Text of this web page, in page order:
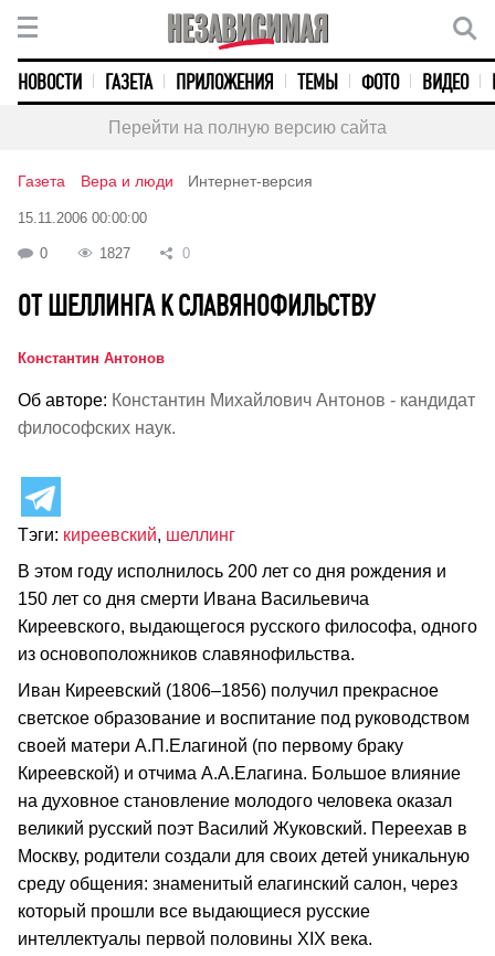
НОВОСТИ ГАЗЕТА ПРИЛОЖЕНИЯ ТЕМЫ ФОТО ВИДЕО
Перейти на полную версию сайта
Газета Вера и люди Интернет-версия
15.11.2006 00:00:00
0 1827 0
ОТ ШЕЛЛИНГА К СЛАВЯНОФИЛЬСТВУ
Константин Антонов
Об авторе: Константин Михайлович Антонов - кандидат
философских наук.
Тэги: киреевский, шеллинг
В этом году исполнилось 200 лет со дня рождения и
150 лет со дня смерти Ивана Васильевича
Киреевского, выдающегося русского философа, одного
из основоположников славянофильства.
Иван Киреевский (1806–1856) получил прекрасное
светское образование и воспитание под руководством
своей матери А.П.Елагиной (по первому браку
Киреевской) и отчима А.А.Елагина. Большое влияние
на духовное становление молодого человека оказал
великий русский поэт Василий Жуковский. Переехав в
Москву, родители создали для своих детей уникальную
среду общения: знаменитый елагинский салон, через
который прошли все выдающиеся русские
интеллектуалы первой половины XIX века.